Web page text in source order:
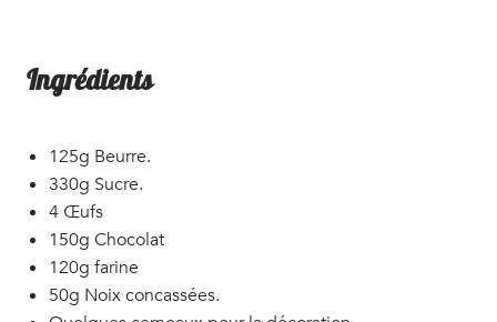
Ingrédients
125g Beurre.
330g Sucre.
4 Œufs
150g Chocolat
120g farine
50g Noix concassées.